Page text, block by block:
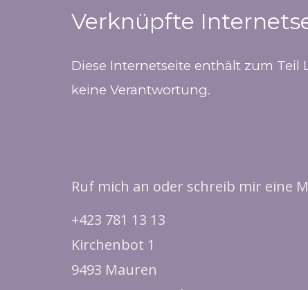
Verknüpfte
Diese Internetseite enthält zum
keine Verantwortung.
Ruf mich an oder schreib mir eine
+423 781 13 13
Kirchenbot 1
9493 Mauren